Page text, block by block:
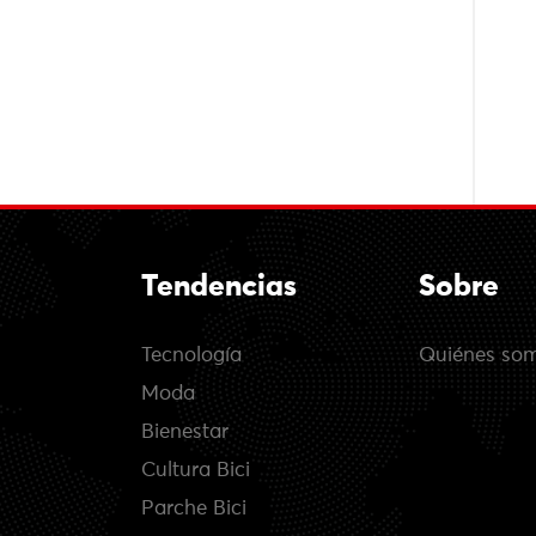
Tendencias
Tecnología
Moda
Bienestar
Cultura Bici
Parche Bici
Sobre
Quiénes